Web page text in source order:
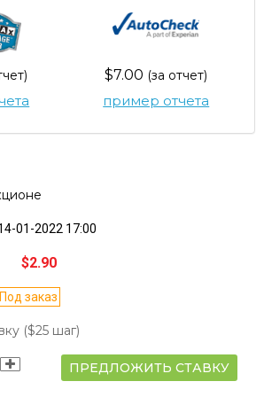
$7.00 (за отчет)
пример отчета
01-2022 17:00
$2.90
Под заказ
($25 шаг)
ПРЕДЛОЖИТЬ СТАВКУ